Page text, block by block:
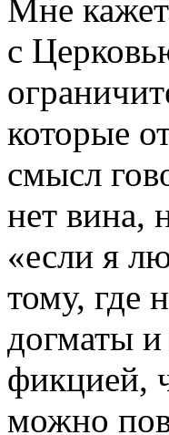
Мне
с
которые
смысл
нет вина,
«если я
тому, где
догматы и
фикцией,
можно